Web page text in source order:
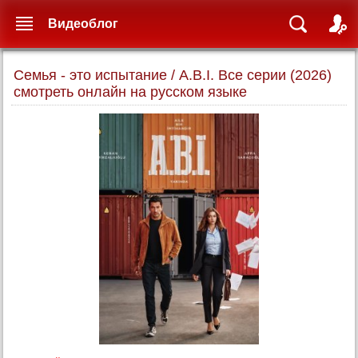
Семья - это испытание / A.B.I. Все серии (2026)
смотреть онлайн на русском языке
Видеоблог